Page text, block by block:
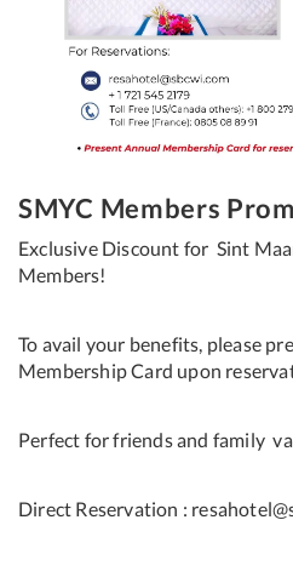
SMYC Members
Exclusive Discount for Sint
Members!
To avail your benefits, please
Membership Card upon
Perfect for friends and family
Direct Reservation :